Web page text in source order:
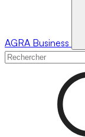
AGRA Business